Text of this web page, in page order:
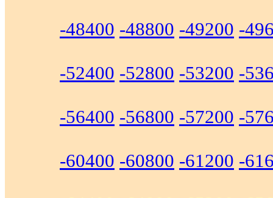
-48400 -48800 -49200 -
-52400 -52800 -53200 -
-56400 -56800 -57200 -
-60400 -60800 -61200 -